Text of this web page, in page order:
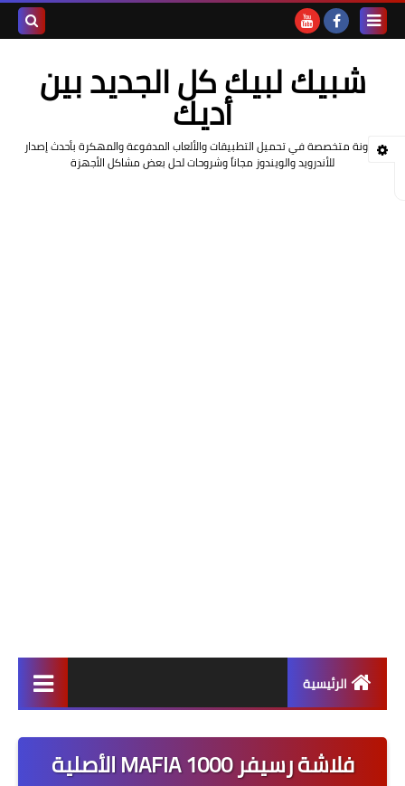
المدونةشبيك لبيك كل الجديد بين
أديك
مدونة متخصصة في تحميل التطبيقات والألعاب المدفوعة والمهكرة بأحدث إصدار
للأندرويد والويندوز مجاناً وشروحات لحل بعض مشاكل الأجهزة
الرئيسية
برامج وتطبيقات
فلاشة رسيفر MAFIA 1000 الأصلية